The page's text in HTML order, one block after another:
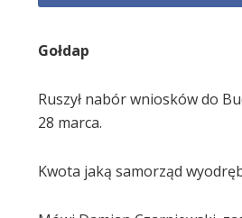
Gołdap
Ruszył nabór wniosków do
28 marca.
Kwota jaką samorząd